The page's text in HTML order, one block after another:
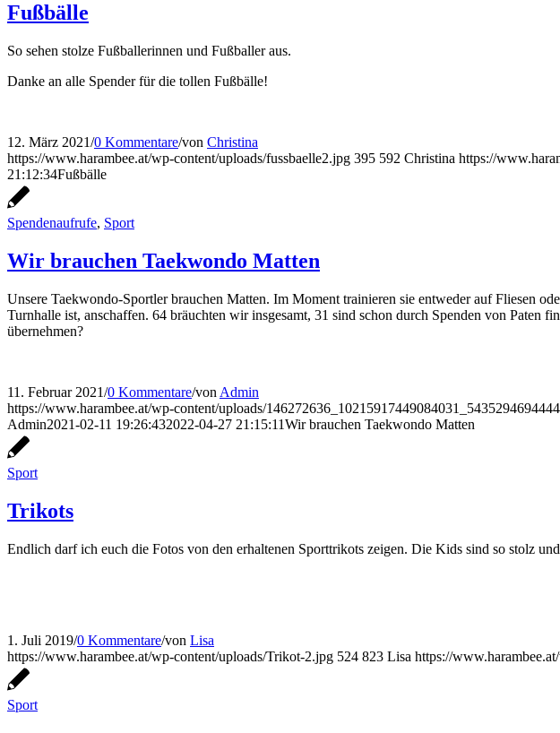
Fußbälle
So sehen stolze Fußballerinnen und Fußballer aus.
Danke an alle Spender für die tollen Fußbälle!
12. März 2021/0 Kommentare/von Christina
https://www.harambee.at/wp-content/uploads/fussbaelle2.jpg 395 592 Christina https://
21:12:34Fußbälle
Spendenaufrufe, Sport
Wir brauchen Taekwondo Matten
Unsere Taekwondo-Sportler brauchen Matten. Im Moment trainieren sie entweder auf Fliesen
Turnhalle ist, anschaffen. 64 bräuchten wir insgesamt, 31 sind schon durch Spenden von
übernehmen?
11. Februar 2021/0 Kommentare/von Admin
https://www.harambee.at/wp-content/uploads/
Admin2021-02-11 19:26:432022-04-27 21:15:11Wir brauchen Taekwondo Matten
Sport
Trikots
Endlich darf ich euch die Fotos von den erhaltenen Sporttrikots zeigen. Die Kids sind so stolz
1. Juli 2019/0 Kommentare/von Lisa
https://www.harambee.at/wp-content/uploads/Trikot-2.jpg 524 823 Lisa https://
Sport